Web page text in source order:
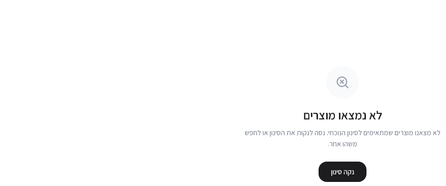
לא נמצאו מוצרים
לא מצאנו מוצרים שמתאימים לסינון הנוכחי. נסה לנקות את הסינון או לחפש
משהו אחר.
נקה סינון